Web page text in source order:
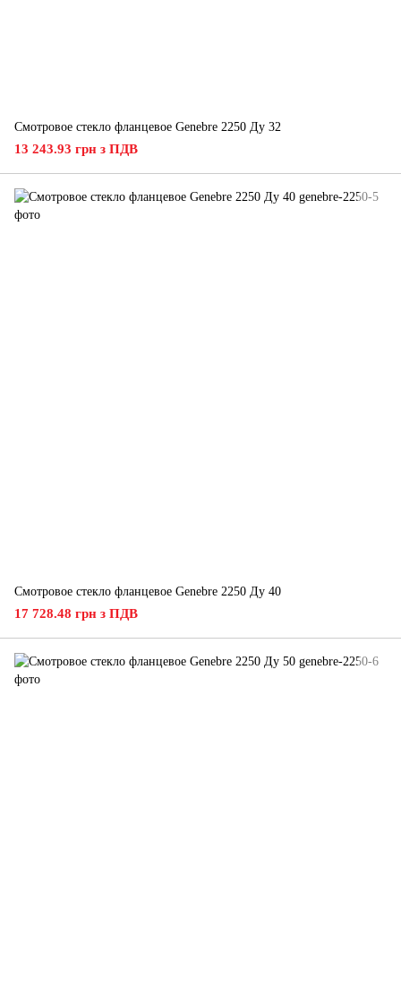
Смотровое стекло фланцевое Genebre 2250 Ду 32
13 243.93 грн з ПДВ
Смотровое стекло фланцевое Genebre 2250 Ду 40
17 728.48 грн з ПДВ